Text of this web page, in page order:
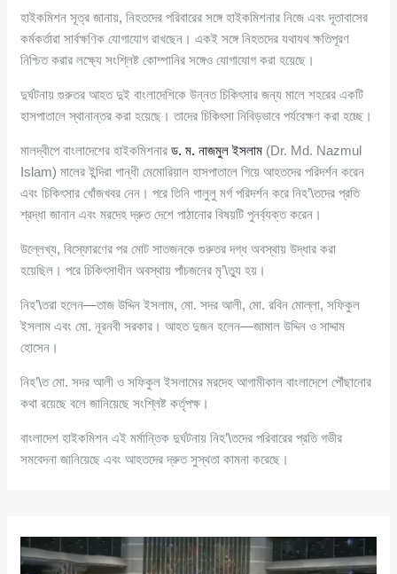
হাইকমিশন সূত্র জানায়, নিহতদের পরিবারের সঙ্গে হাইকমিশনার নিজে এবং দূতাবাসের
কর্মকর্তারা সার্বক্ষণিক যোগাযোগ রাখছেন। একই সঙ্গে নিহতদের যথাযথ ক্ষতিপূরণ
নিশ্চিত করার লক্ষ্যে সংশ্লিষ্ট কোম্পানির সঙ্গেও যোগাযোগ করা হয়েছে।
দুর্ঘটনায় গুরুতর আহত দুই বাংলাদেশিকে উন্নত চিকিৎসার জন্য মালে শহরের একটি
হাসপাতালে স্থানান্তর করা হয়েছে। তাদের চিকিৎসা নিবিড়ভাবে পর্যবেক্ষণ করা হচ্ছে।
মালদ্বীপে বাংলাদেশের হাইকমিশনারড. ম. নাজমুল ইসলাম (Dr. Md. Nazmul
Islam) মালের ইন্দিরা গান্ধী মেমোরিয়াল হাসপাতালে গিয়ে আহতদের পরিদর্শন করেন
এবং চিকিৎসার খোঁজখবর নেন। পরে তিনি গালুলু মর্গ পরিদর্শন করে নিহ’\তদের প্রতি
শ্রদ্ধা জানান এবং মরদেহ দ্রুত দেশে পাঠানোর বিষয়টি পুনর্ব্যক্ত করেন।
উল্লেখ্য, বিস্ফোরণের পর মোট সাতজনকে গুরুতর দগ্ধ অবস্থায় উদ্ধার করা
হয়েছিল। পরে চিকিৎসাধীন অবস্থায় পাঁচজনের মৃ’\ত্যু হয়।
নিহ’\তরা হলেন—তাজ উদ্দিন ইসলাম, মো. সদর আলী, মো. রবিন মোল্লা, সফিকুল
ইসলাম এবং মো. নূরনবী সরকার। আহত দুজন হলেন—জামাল উদ্দিন ও সাদ্দাম
হোসেন।
নিহ’\ত মো. সদর আলী ও সফিকুল ইসলামের মরদেহ আগামীকাল বাংলাদেশে পৌঁছানোর
কথা রয়েছে বলে জানিয়েছে সংশ্লিষ্ট কর্তৃপক্ষ।
বাংলাদেশ হাইকমিশন এই মর্মান্তিক দুর্ঘটনায় নিহ’\তদের পরিবারের প্রতি গভীর
সমবেদনা জানিয়েছে এবং আহতদের দ্রুত সুস্থতা কামনা করেছে।